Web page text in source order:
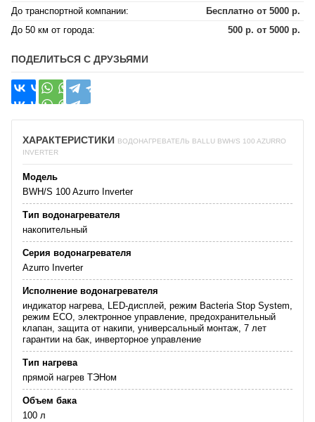
До транспортной компании:
Бесплатно от 5000 р.
До 50 км от города:
500 р. от 5000 р.
ПОДЕЛИТЬСЯ С ДРУЗЬЯМИ
ХАРАКТЕРИСТИКИ ВОДОНАГРЕВАТЕЛЬ BALLU BWH/S 100 AZURRO
INVERTER
Модель
BWH/S 100 Azurro Inverter
Тип водонагревателя
накопительный
Серия водонагревателя
Azurro Inverter
Исполнение водонагревателя
индикатор нагрева, LED-дисплей, режим Bacteria Stop System,
режим ECO, электронное управление, предохранительный
клапан, защита от накипи, универсальный монтаж, 7 лет
гарантии на бак, инверторное управление
Тип нагрева
прямой нагрев ТЭНом
Объем бака
100 л